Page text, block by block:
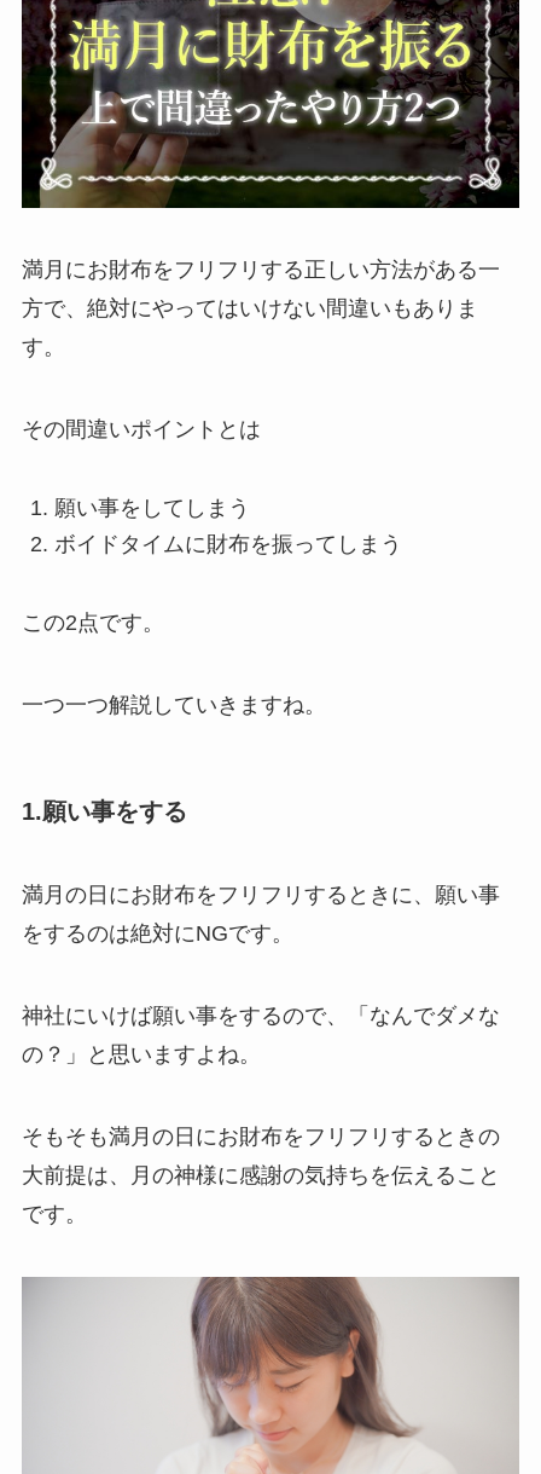
満月にお財布をフリフリする正しい方法がある一
方で、絶対にやってはいけない間違いもありま
す。
その間違いポイントとは
願い事をしてしまう
ボイドタイムに財布を振ってしまう
この2点です。
一つ一つ解説していきますね。
1.願い事をする
満月の日にお財布をフリフリするときに、願い事
をするのは絶対にNGです。
神社にいけば願い事をするので、「なんでダメな
の？」と思いますよね。
そもそも満月の日にお財布をフリフリするときの
大前提は、月の神様に感謝の気持ちを伝えること
です。